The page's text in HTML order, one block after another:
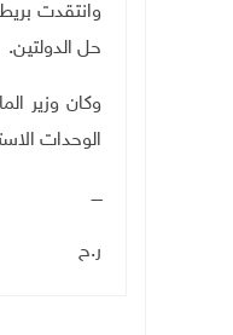
وانتقدت
حل الدولتين.
وكان وزير
الوحدات
ــــ
ر.ح